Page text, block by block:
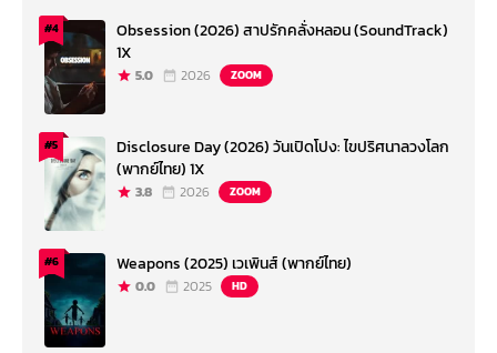
#4
Obsession (2026) สาปรักคลั่งหลอน (SoundTrack)
1X
5.0 2026 ZOOM
#5
Disclosure Day (2026) วันเปิดโปง: ไขปริศนาลวงโลก
(พากย์ไทย) 1X
3.8 2026 ZOOM
#6 Weapons (2025) เวเพินส์ (พากย์ไทย)
0.0 2025 HD